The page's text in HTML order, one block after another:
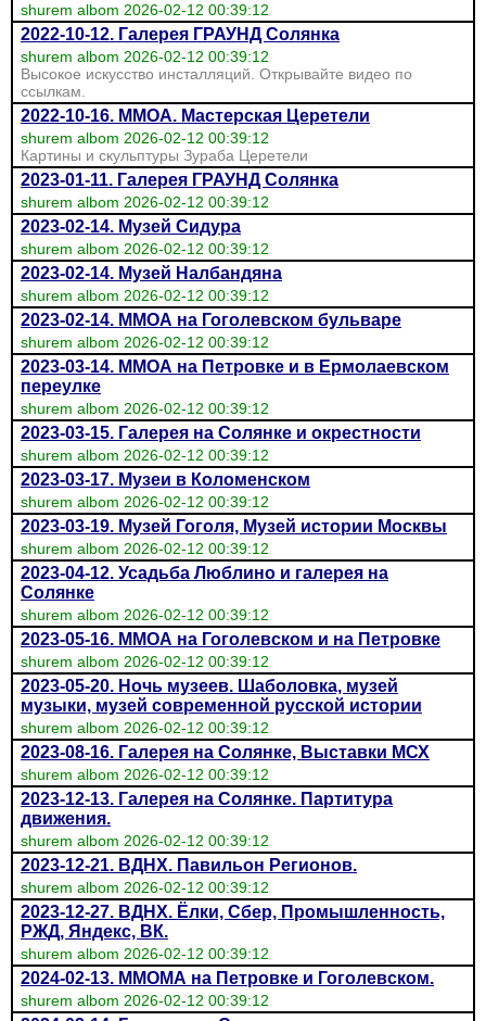
shurem albom 2026-02-12 00:39:12
2022-10-12. Галерея ГРАУНД Солянка
shurem albom 2026-02-12 00:39:12
Высокое искусство инсталляций. Открывайте видео по
ссылкам.
2022-10-16. ММОА. Мастерская Церетели
shurem albom 2026-02-12 00:39:12
Картины и скульптуры Зураба Церетели
2023-01-11. Галерея ГРАУНД Солянка
shurem albom 2026-02-12 00:39:12
2023-02-14. Музей Сидура
shurem albom 2026-02-12 00:39:12
2023-02-14. Музей Налбандяна
shurem albom 2026-02-12 00:39:12
2023-02-14. ММОА на Гоголевском бульваре
shurem albom 2026-02-12 00:39:12
2023-03-14. ММОА на Петровке и в Ермолаевском
переулке
shurem albom 2026-02-12 00:39:12
2023-03-15. Галерея на Солянке и окрестности
shurem albom 2026-02-12 00:39:12
2023-03-17. Музеи в Коломенском
shurem albom 2026-02-12 00:39:12
2023-03-19. Музей Гоголя, Музей истории Москвы
shurem albom 2026-02-12 00:39:12
2023-04-12. Усадьба Люблино и галерея на
Солянке
shurem albom 2026-02-12 00:39:12
2023-05-16. ММОА на Гоголевском и на Петровке
shurem albom 2026-02-12 00:39:12
2023-05-20. Ночь музеев. Шаболовка, музей
музыки, музей современной русской истории
shurem albom 2026-02-12 00:39:12
2023-08-16. Галерея на Солянке, Выставки МСХ
shurem albom 2026-02-12 00:39:12
2023-12-13. Галерея на Солянке. Партитура
движения.
shurem albom 2026-02-12 00:39:12
2023-12-21. ВДНХ. Павильон Регионов.
shurem albom 2026-02-12 00:39:12
2023-12-27. ВДНХ. Ёлки, Сбер, Промышленность,
РЖД, Яндекс, ВК.
shurem albom 2026-02-12 00:39:12
2024-02-13. ММОМА на Петровке и Гоголевском.
shurem albom 2026-02-12 00:39:12